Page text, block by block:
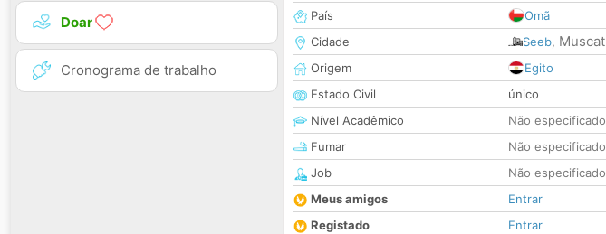
Doar
Cronograma de trabalho
País
Omã
Cidade
Seeb, Muscat
Origem
Egito
Estado Civil
único
Nível Acadêmico
Não especificado
Fumar
Não especificado
Job
Não especificado
Meus amigos
Entrar
Registado
Entrar